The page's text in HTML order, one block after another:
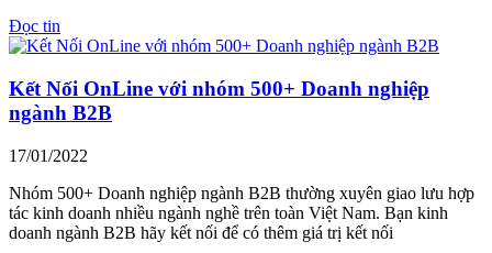
Đọc tin
Kết Nối OnLine với nhóm 500+ Doanh nghiệp
ngành B2B
17/01/2022
Nhóm 500+ Doanh nghiệp ngành B2B thường xuyên giao lưu hợp
tác kinh doanh nhiều ngành nghề trên toàn Việt Nam. Bạn kinh
doanh ngành B2B hãy kết nối để có thêm giá trị kết nối